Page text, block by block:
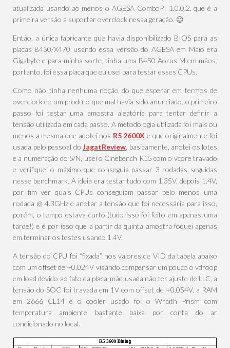
atualizada usando ao menos o AGESA ComboPI 1.0.0.2, que é a
primeira versão a suportar overclock nessa geração. 😉
Então, a única fabricante que havia disponibilizado BIOS para as
placas B450/X470 usando essa versão do AGESA em Maio era
Gigabyte e para minha sorte, tinha uma B450 Aorus M em mãos,
portanto, foi essa placa que eu usei para testar esses CPUs.
Como não tinha nenhuma noção do que esperar em termos de
overclock de um produto que mal havia sido anunciado, o primeiro
passo foi testar uma amostra aleatória para tentar definir a
tensão utilizada em cada passo. A metodologia utilizada foi mais ou
menos a mesma que adotei nos R5 2600X e que originalmente foi
usada pelo pessoal do JagatReview, basicamente, anotei os lotes
e a numeração do S/N, usei o Cinebench R15 com o vcore travado
e verifiquei o máximo que conseguia passar 3 rodadas seguidas
nesse benchmark. A ideia era testar tudo com 1.35V, depois 1.4V,
por fim ver quais CPUs conseguiam passar pelo menos uma
rodada @ 4.3GHz e anotar a tensão que foi necessária para isso,
porém, o tempo estava curto (tudo isso foi feito em apenas uma
tarde!) e é por isso que a partir da quinta amostra foquei apenas
em terminar os testes usando 1.4V.
A tensão do CPU foi “fixada” nos valores de VID da tabela abaixo
com um offset de +0.024V visando compensar um pouco o vdroop
em load devido ao fato da placa-mãe usada não ter ajuste de LLC, a
tensão do SOC foi travada em 1V com offset de +0.054V, a RAM
em 2666 CL14 e o cooler usado foi o Wraith Prism com
temperatura ambiente bastante baixa por conta do ar
condicionado no local.